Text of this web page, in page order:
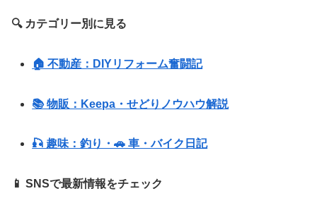
🔍 カテゴリー別に見る
🏠 不動産：DIYリフォーム奮闘記
📚 物販：Keepa・せどりノウハウ解説
🎣 趣味：釣り・🚗 車・バイク日記
📱 SNSで最新情報をチェック